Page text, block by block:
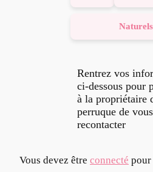
Naturels
Rentrez vos
ci-dessous pour
à la propriétaire
perruque de vous
recontacter
Vous devez être connecté pour